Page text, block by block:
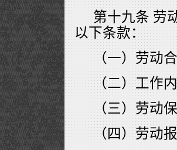
第十九条 劳
以下条款：
（一）劳动
（二）工作
（三）劳动
（四）劳动